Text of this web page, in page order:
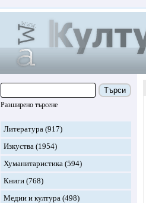
Търси
Разширено търсене
Литература (917)
Изкуства (1954)
Хуманитаристика (594)
Книги (768)
Медии и култура (498)